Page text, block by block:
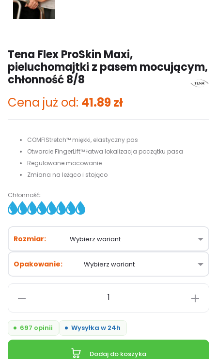
Tena Flex ProSkin Maxi,
pieluchomajtki z pasem mocującym,
chłonność 8/8
Cena już od: 41.89zł
COMFIStretch™ miękki, elastyczny pas
Otwarcie FingerLift™ łatwa lokalizacja początku pasa
Regulowane mocowanie
Zmiana na leżąco i stojąco
Chłonność:
Rozmiar
Opakowanie
697 opinii Wysyłka w 24h
Flex
ProSkin
Dodaj do koszyka